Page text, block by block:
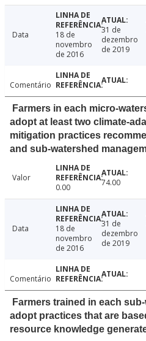
Data
18 de
novembro
de 2016
31 de
dezembro
de 2019
Comentário
Farmers in each micro-
adopt at least two climate-
mitigation practices
and sub-watershed
Valor
0.00
74.00
Data
18 de
novembro
de 2016
31 de
dezembro
de 2019
Comentário
Farmers trained in each
adopt practices that are
resource knowledge